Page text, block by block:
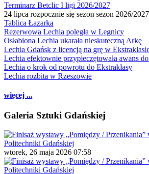
Terminarz Betclic I ligi 2026/2027
24 lipca rozpocznie się sezon sezon 2026/
Tablica Łazarka
Rezerwowa Lechia poległa w Legnicy
Osłabiona Lechia ukarała nieskuteczną Arkę
Lechia Gdańsk z licencją na grę w
Lechia efektownie przypieczętowała awans
Lechia o krok od powrotu do Ekstraklasy
Lechia rozbita w Rzeszowie
więcej ...
Galeria Sztuki Gdańskiej
wtorek, 26 maja 2026 07:58